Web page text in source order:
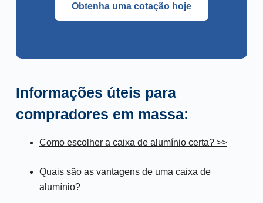
Obtenha uma cotação hoje
Informações úteis para
compradores em massa:
Como escolher a caixa de alumínio certa? >>
Quais são as vantagens de uma caixa de
alumínio?